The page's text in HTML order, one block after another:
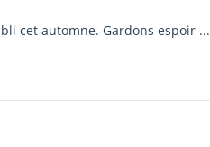
cet automne. Gardons espoir ...